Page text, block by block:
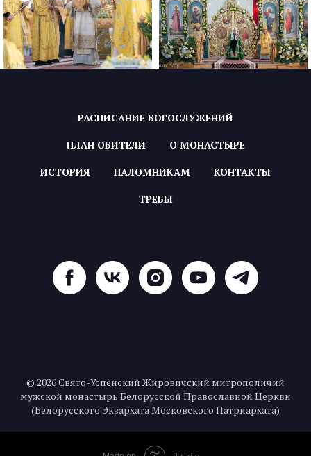
РАСПИСАНИЕ БОГОСЛУЖЕНИЙ
ПЛАН ОБИТЕЛИ О МОНАСТЫРЕ
ИСТОРИЯ ПАЛОМНИКАМ КОНТАКТЫ
ТРЕБЫ
© 2026 Свято-Успенский Жировичский митрополичий
мужской монастырь Белорусской Православной Церкви
(Белорусского Экзархата Московского Патриархата)